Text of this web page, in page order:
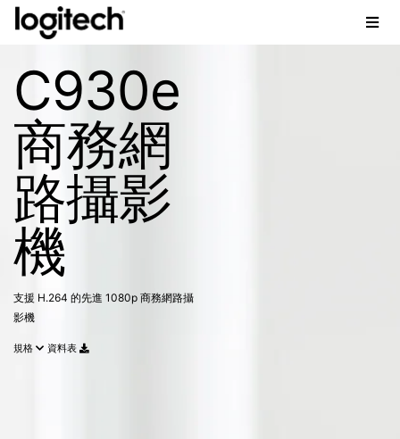
C930e
商務網
路攝影
機
支援 H.264 的先進 1080p 商務網路攝
影機
規格 資料表